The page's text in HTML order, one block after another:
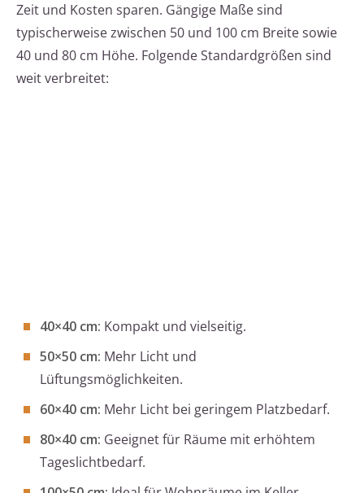
Zeit und Kosten sparen. Gängige Maße sind
typischerweise zwischen 50 und 100 cm Breite sowie
40 und 80 cm Höhe. Folgende Standardgrößen sind
weit verbreitet:
40×40 cm: Kompakt und vielseitig.
50×50 cm: Mehr Licht und
Lüftungsmöglichkeiten.
60×40 cm: Mehr Licht bei geringem Platzbedarf.
80×40 cm: Geeignet für Räume mit erhöhtem
Tageslichtbedarf.